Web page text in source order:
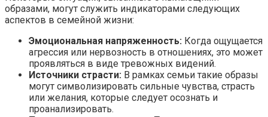
образами, могут служить индикаторами следующих
аспектов в семейной жизни:
Эмоциональная напряженность: Когда ощущается
агрессия или нервозность в отношениях, это может
проявляться в виде тревожных видений.
Источники страсти: В рамках семьи такие образы
могут символизировать сильные чувства, страсть
или желания, которые следует осознать и
проанализировать.